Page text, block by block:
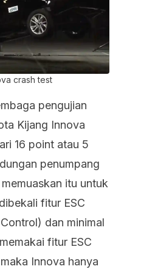
crash test
pengujian
Kijang Innova
16 point atau 5
penumpang
itu untuk
fitur ESC
dan minimal
fitur ESC
Innova hanya